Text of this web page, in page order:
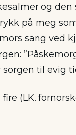
og den
på meg
sang ved
til evig
(LK,